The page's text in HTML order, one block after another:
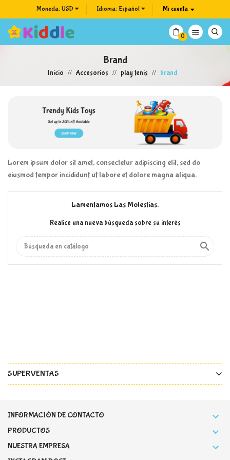
Moneda: USD Idioma: Español Mi cuenta
0 
Brand
Inicio Accesorios play tenis brand
Lorem ipsum dolor sit amet, consectetur adipiscing elit, sed do
eiusmod tempor incididunt ut labore et dolore magna aliqua.
Lamentamos Las Molestias.
Realice una nueva búsqueda sobre su interés

SUPERVENTAS
INFORMACIÓN DE CONTACTO 
PRODUCTOS 
NUESTRA EMPRESA 